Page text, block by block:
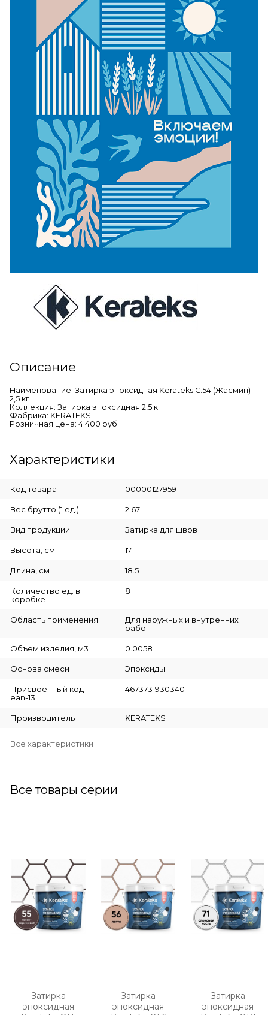
Описание
Наименование: Затирка эпоксидная Kerateks C.54 (Жасмин)
2,5 кг
Коллекция: Затирка эпоксидная 2,5 кг
Фабрика: KERATEKS
Розничная цена: 4 400 руб.
Характеристики
Код товара 00000127959
Вес брутто (1 ед.) 2.67
Вид продукции Затирка для швов
Высота, см 17
Длина, см 18.5
Количество ед. в
коробке
8
Область применения
Для наружных и внутренних
работ
Объем изделия, м3 0.0058
Основа смеси Эпоксиды
Присвоенный код
ean-13
4673731930340
Производитель KERATEKS
Все характеристики
Все товары серии
Затирка
эпоксидная
Затирка
эпоксидная
Затирка
эпоксидная